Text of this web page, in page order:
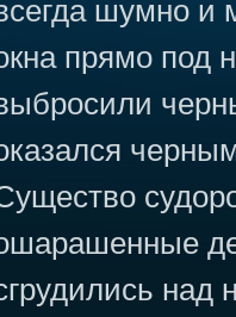
шумно и
прямо под
над